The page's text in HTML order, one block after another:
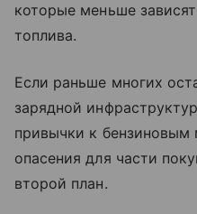
которые меньше
топлива.
Если раньше многих
зарядной
привычки к бензиновым
опасения для части
второй план.